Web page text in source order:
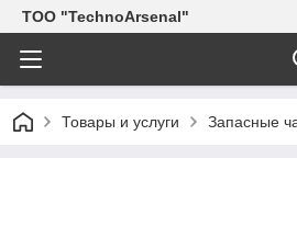
ТОО "TechnoArsenal"
Товары и услуги Запасные